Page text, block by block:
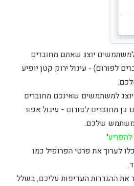
יוצג שאתם מחוברים
לפורום) - עיגול ירוק קטן יופיע
יוצג למשתמשים שאינכם מחוברים
מחוברים לפורום - עיגול אפור
שלכם.
'
לערוך את פרטי הפרופיל כמו
את ההגדרות העדיפות עליכם, בשלל